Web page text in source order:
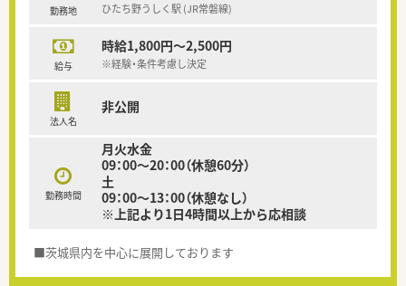
勤務地 ひたち野うしく駅 (JR常磐線)
給与
時給1,800円～2,500円
※経験・条件考慮し決定
法人名
非公開
勤務時間
月火水金
09：00～20：00（休憩60分）
土
09：00～13：00（休憩なし）
※上記より1日4時間以上から応相談
■茨城県内を中心に展開しております